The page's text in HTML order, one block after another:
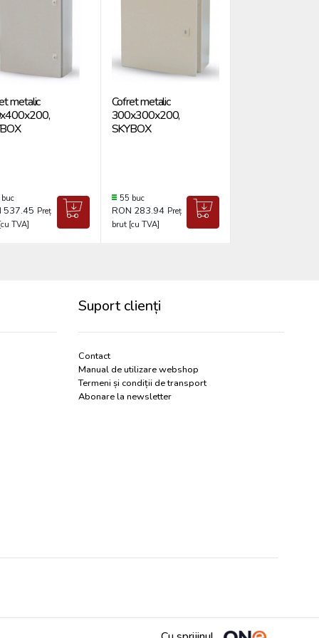
metalic
537.45 Preț
TVA]
Cofret metalic
300x300x200,
SKYBOX
55 buc
RON 283.94 Preț
brut [cu TVA]
Suport clienți
Contact
Manual de utilizare webshop
Termeni și condiții de transport
Abonare la newsletter